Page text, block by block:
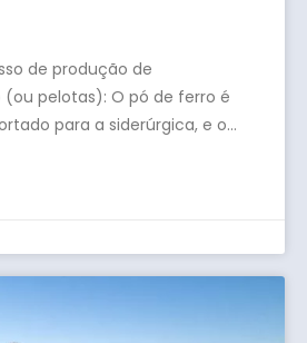
de produção de
(ou pelotas): O pó de ferro é
para a siderúrgica, e o
se adaptar à fundição do